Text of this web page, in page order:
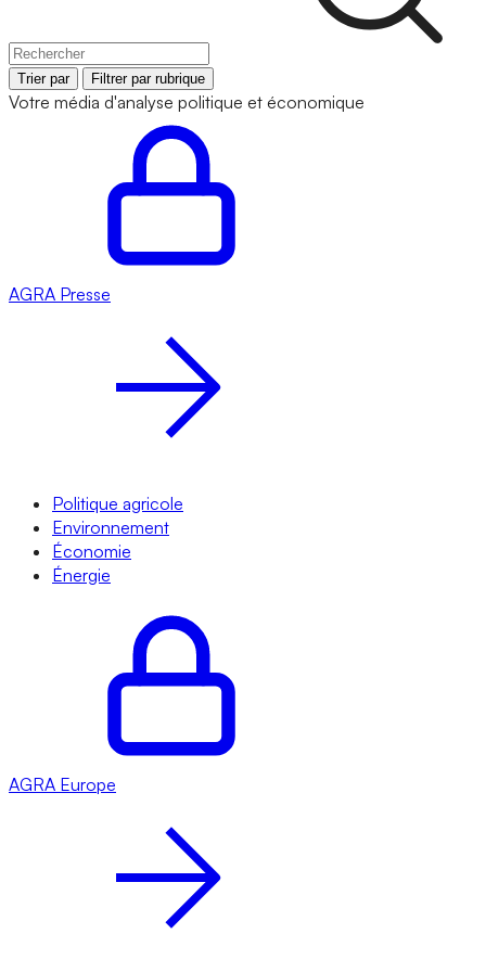
Trier par Filtrer par rubrique
Votre média d'analyse politique et économique
AGRA Presse
Politique agricole
Environnement
Économie
Énergie
AGRA Europe